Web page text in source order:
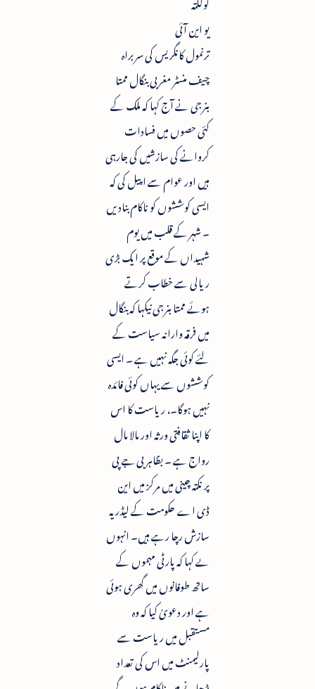
یو این آئی
ترنمول کانگریس کی سربراہ
چیف منسٹر مغربی بنگال ممتا
بنرجی نے آج کہا کہ ملک کے
کئی حصوں میں فسادات
کروانے کی سازشیں کی جارہی
ہیں اور عوام سے اپیل کی کہ
ایسی کوششوں کو ناکام بنادیں
۔ شہر کے قلب میں یوم
شہیداں کے موقع پر ایک بڑی
ریالی سے خطاب کرتے
ہوئے ممتا بنرجی نیکہا کہ بنگال
میں فرقہ وارانہ سیاست کے
لئے کوئی جگہ نہیں ہے ۔ ایسی
کوششوں سے یہاں کوئی فائدہ
نہیں ہوگا۔، ریاست کا اس
کا اپنا ثقافتی ورثہ اور مالا مال
رواج ہے ۔ بظاہر بی جے پی
پر نکتہ چینی میں مرکز میں این
ڈی اے حکومت کے لیڈر یہ
سازش رچا رہے ہیں۔ انہوں
ںے کہا کہ پارٹی مہموں کے
ساتھ طوفانوں میں گھری ہوئی
ہے اور دعویٰ کیا کہ وہ
مستقبل میں ریاست سے
پارلیمنٹ میں اس کی تعداد